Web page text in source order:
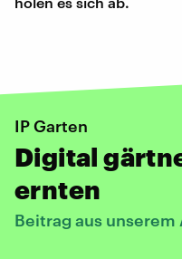
IP Garten
Digital
ernten
Beitrag aus unserem